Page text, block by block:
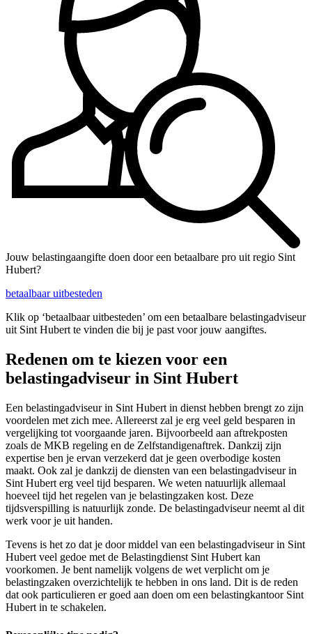
Jouw belastingaangifte doen door een betaalbare pro uit regio Sint
Hubert?
betaalbaar uitbesteden
Klik op ‘betaalbaar uitbesteden’ om een betaalbare belastingadviseur
uit Sint Hubert te vinden die bij je past voor jouw aangiftes.
Redenen om te kiezen voor een
belastingadviseur in Sint Hubert
Een belastingadviseur in Sint Hubert in dienst hebben brengt zo zijn
voordelen met zich mee. Allereerst zal je erg veel geld besparen in
vergelijking tot voorgaande jaren. Bijvoorbeeld aan aftrekposten
zoals de MKB regeling en de Zelfstandigenaftrek. Dankzij zijn
expertise ben je ervan verzekerd dat je geen overbodige kosten
maakt. Ook zal je dankzij de diensten van een belastingadviseur in
Sint Hubert erg veel tijd besparen. We weten natuurlijk allemaal
hoeveel tijd het regelen van je belastingzaken kost. Deze
tijdsverspilling is natuurlijk zonde. De belastingadviseur neemt al dit
werk voor je uit handen.
Tevens is het zo dat je door middel van een belastingadviseur in Sint
Hubert veel gedoe met de Belastingdienst Sint Hubert kan
voorkomen. Je bent namelijk volgens de wet verplicht om je
belastingzaken overzichtelijk te hebben in ons land. Dit is de reden
dat ook particulieren er goed aan doen om een belastingkantoor Sint
Hubert in te schakelen.